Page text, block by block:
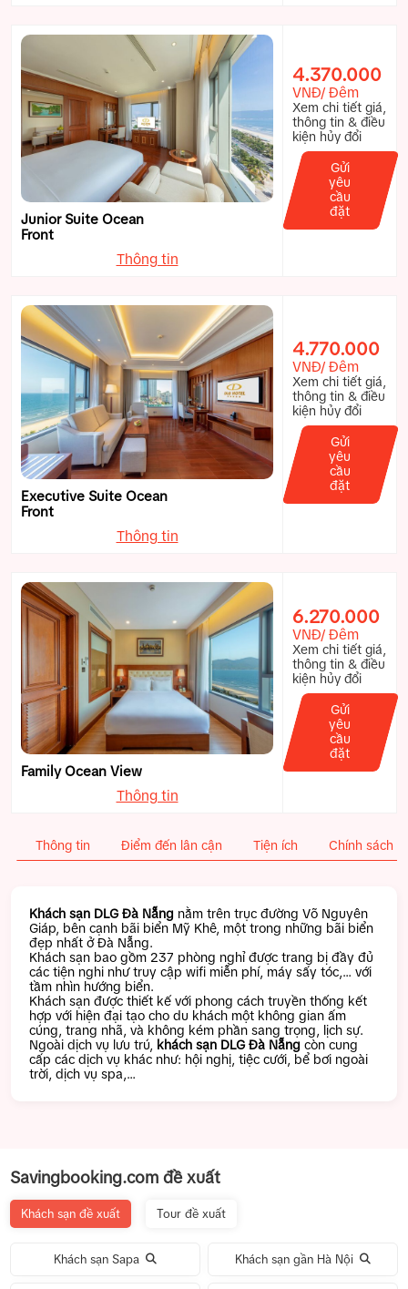
Junior Suite Ocean
Front
Thông tin
4.370.000
VNĐ/ Đêm
Xem chi tiết giá,
thông tin & điều
kiện hủy đổi
Gửi
yêu
cầu
đặt
Executive Suite Ocean
Front
Thông tin
4.770.000
VNĐ/ Đêm
Xem chi tiết giá,
thông tin & điều
kiện hủy đổi
Gửi
yêu
cầu
đặt
Family Ocean View
Thông tin
6.270.000
VNĐ/ Đêm
Xem chi tiết giá,
thông tin & điều
kiện hủy đổi
Gửi
yêu
cầu
đặt
Thông tin Điểm đến lân cận Tiện ích Chính sách
Khách sạn DLG Đà Nẵng nằm trên trục đường Võ Nguyên
Giáp, bên cạnh bãi biển Mỹ Khê, một trong những bãi biển
đẹp nhất ở Đà Nẵng.
Khách sạn bao gồm 237 phòng nghỉ được trang bị đầy đủ
các tiện nghi như truy cập wifi miễn phí, máy sấy tóc,… với
tầm nhìn hướng biển.
Khách sạn được thiết kế với phong cách truyền thống kết
hợp với hiện đại tạo cho du khách một không gian ấm
cúng, trang nhã, và không kém phần sang trọng, lịch sự.
Ngoài dịch vụ lưu trú, khách sạn DLG Đà Nẵng còn cung
cấp các dịch vụ khác như: hội nghị, tiệc cưới, bể bơi ngoài
trời, dịch vụ spa,…
Savingbooking.com đề xuất
Khách sạn đề xuất Tour đề xuất
Khách sạn Sapa Khách sạn gần Hà Nội